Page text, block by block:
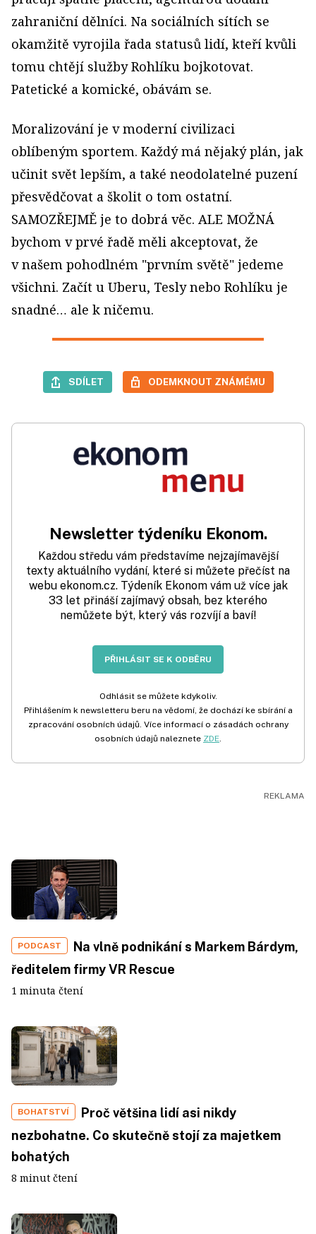
zahraniční dělníci. Na sociálních sítích se
okamžitě vyrojila řada statusů lidí, kteří kvůli
tomu chtějí služby Rohlíku bojkotovat.
Patetické a komické, obávám se.
Moralizování je v moderní civilizaci
oblíbeným sportem. Každý má nějaký plán, jak
učinit svět lepším, a také neodolatelné puzení
přesvědčovat a školit o tom ostatní.
SAMOZŘEJMĚ je to dobrá věc. ALE MOŽNÁ
bychom v prvé řadě měli akceptovat, že
v našem pohodlném "prvním světě" jedeme
všichni. Začít u Uberu, Tesly nebo Rohlíku je
snadné… ale k ničemu.
SDÍLET ODEMKNOUT ZNÁMÉMU
Newsletter týdeníku Ekonom.
Každou středu vám představíme nejzajímavější
texty aktuálního vydání, které si můžete přečíst na
webu ekonom.cz. Týdeník Ekonom vám už více jak
33 let přináší zajímavý obsah, bez kterého
nemůžete být, který vás rozvíjí a baví!
PŘIHLÁSIT SE K ODBĚRU
Odhlásit se můžete kdykoliv.
Přihlášením k newsletteru beru na vědomí, že dochází ke sbírání a
zpracování osobních údajů. Více informací o zásadách ochrany
osobních údajů naleznete ZDE.
PODCAST
Na vlně podnikání s Markem Bárdym,
ředitelem firmy VR Rescue
1 minuta čtení
BOHATSTVÍ
Proč většina lidí asi nikdy
nezbohatne. Co skutečně stojí za majetkem
bohatých
8 minut čtení